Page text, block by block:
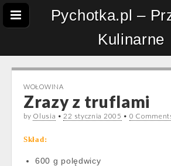
Pychotka.pl –
Kulinarne
WOŁOWINA
Zrazy z truflami
by Olusia •22 stycznia 2005 • 0
Skład:
600 g polędwicy